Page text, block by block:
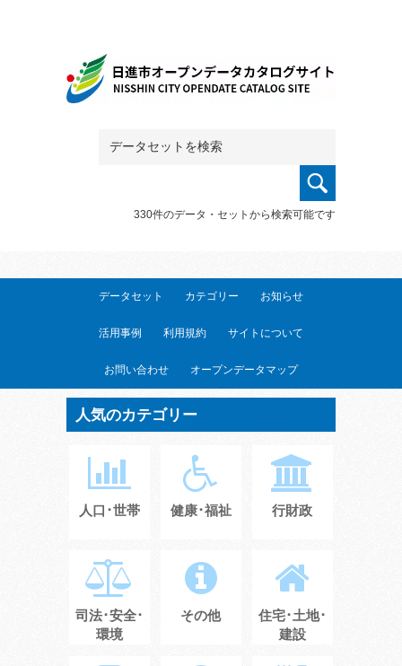
330件のデータ・セットから検索可能です
データセット カテゴリー お知らせ
活用事例 利用規約 サイトについて
お問い合わせ オープンデータマップ
人気のカテゴリー
人口･世帯 健康･福祉 行財政
司法･安全･
環境
その他
住宅･土地･
建設